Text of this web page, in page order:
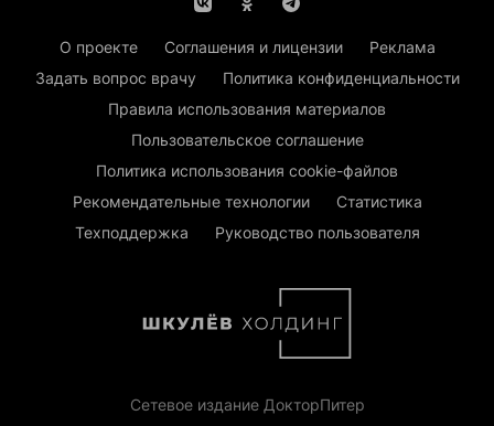
О проекте Соглашения и лицензии
Реклама
Задать вопрос врачу
Политика конфиденциальности
Правила использования материалов
Пользовательское соглашение
Политика использования cookie-файлов
Рекомендательные технологии
Статистика
Техподдержка
Руководство пользователя
Сетевое издание ДокторПитер